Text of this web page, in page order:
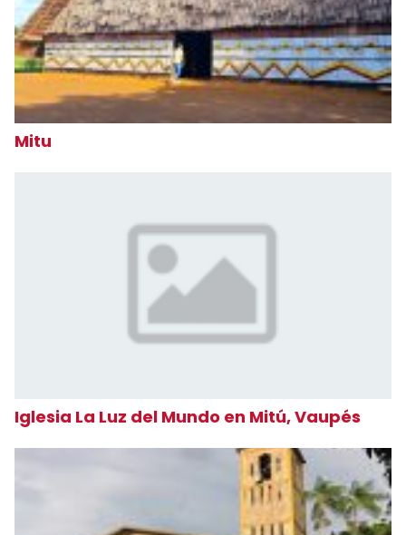
Mitu
Iglesia La Luz del Mundo en Mitú, Vaupés